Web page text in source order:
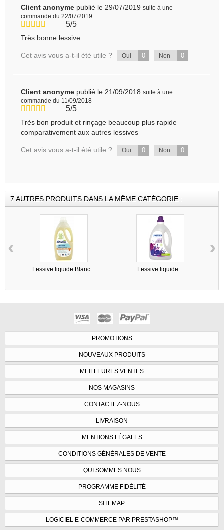
Client anonyme publié le 29/07/2019 suite à une
commande du 22/07/2019
5/5
Très bonne lessive.
Cet avis vous a-t-il été utile ? Oui 0 Non 0
Client anonyme publié le 21/09/2018 suite à une
commande du 11/09/2018
5/5
Très bon produit et rinçage beaucoup plus rapide
comparativement aux autres lessives
Cet avis vous a-t-il été utile ? Oui 0 Non 0
7 AUTRES PRODUITS DANS LA MÊME CATÉGORIE :
Lessive liquide Blanc... Lessive liquide...
‹ ›
PROMOTIONS
NOUVEAUX PRODUITS
MEILLEURES VENTES
NOS MAGASINS
CONTACTEZ-NOUS
LIVRAISON
MENTIONS LÉGALES
CONDITIONS GÉNÉRALES DE VENTE
QUI SOMMES NOUS
PROGRAMME FIDÉLITÉ
SITEMAP
LOGICIEL E-COMMERCE PAR PRESTASHOP™